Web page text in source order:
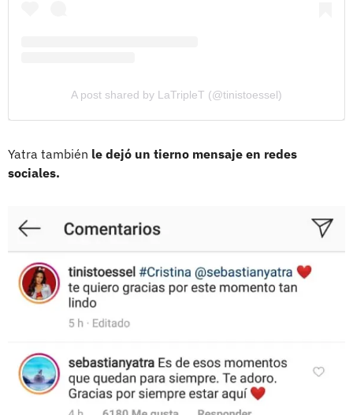
A post shared by LaTripleT (@tinistoessel)
Yatra también le dejó un tierno mensaje en redes
sociales.